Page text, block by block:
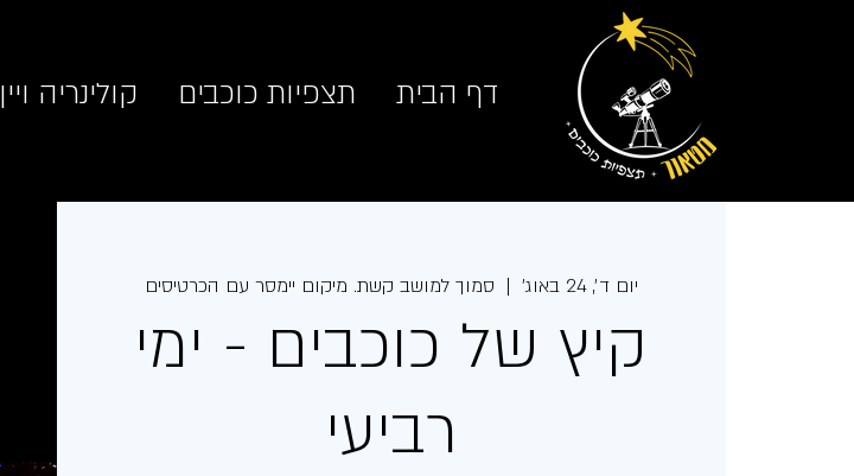
דף הבית תצפיות כוכבים קולינריה ויין
יום ד׳, 24 באוג׳
  |
סמוך למושב קשת. מיקום יימסר עם הכרטיסים
קיץ של כוכבים - ימי
רביעי